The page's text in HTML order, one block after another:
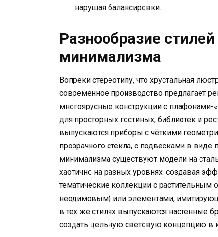
нарушая балансировки.
Разнообразие
минимализма
Вопреки стереотипу, что хрустальная
современное производство предлагает
многоярусные конструкции с
для просторных гостиных, библиотек и
выпускаются приборы с чёткими
прозрачного стекла, с подвесками в
минимализма существуют модели на
хаотично на разных уровнях, создавая
тематические коллекции с
неодимовым) или элементами,
в тех же стилях выпускаются настенные
создать цельную световую концепцию в